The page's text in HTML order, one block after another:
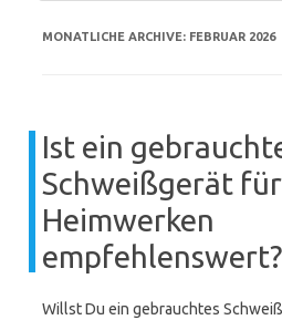
MONATLICHE ARCHIVE: FEBRUAR 2026
Ist ein
Schweißgerät
Heimwerken
empfehlenswert?
Willst Du ein gebrauchtes